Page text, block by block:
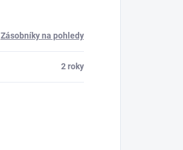
Zásobníky na pohledy
2 roky